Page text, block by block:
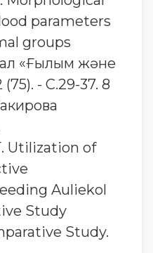
parameters
groups
«Ғылым және
- С.29-37. 8
Utilization of
Auliekol
Study
Study.